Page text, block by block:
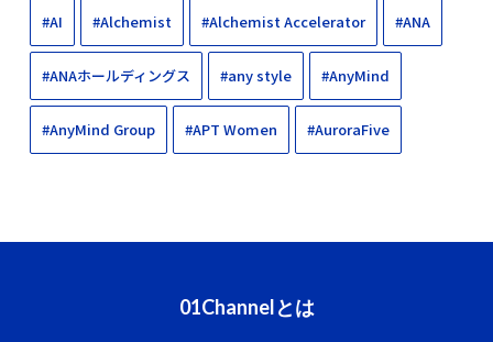
#AI #Alchemist #Alchemist Accelerator #ANA
#ANAホールディングス #any style #AnyMind
#AnyMind Group #APT Women #AuroraFive
01Channelとは